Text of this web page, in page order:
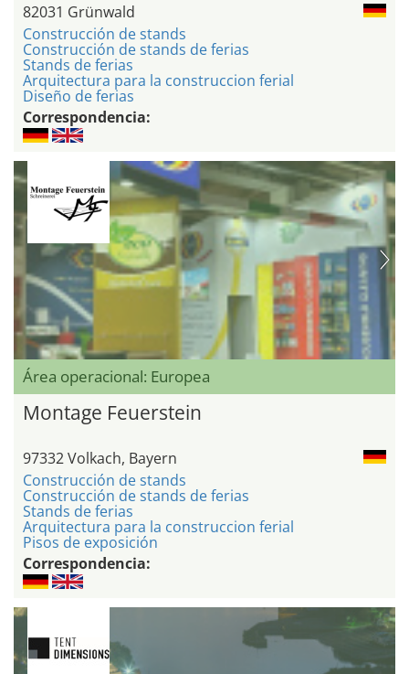
82031 Grünwald
Construcción de stands
Construcción de stands de ferias
Stands de ferias
Arquitectura para la construccion ferial
Diseño de ferias
Correspondencia:
Área operacional: Europea
Montage Feuerstein
97332 Volkach, Bayern
Construcción de stands
Construcción de stands de ferias
Stands de ferias
Arquitectura para la construccion ferial
Pisos de exposición
Correspondencia: